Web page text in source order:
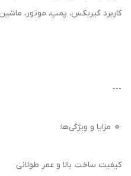
کاربرد گیربکس، پمپ، موتور،
---
🔹 مزایا و ویژگی‌ها:
کیفیت ساخت بالا و عمر طولانی